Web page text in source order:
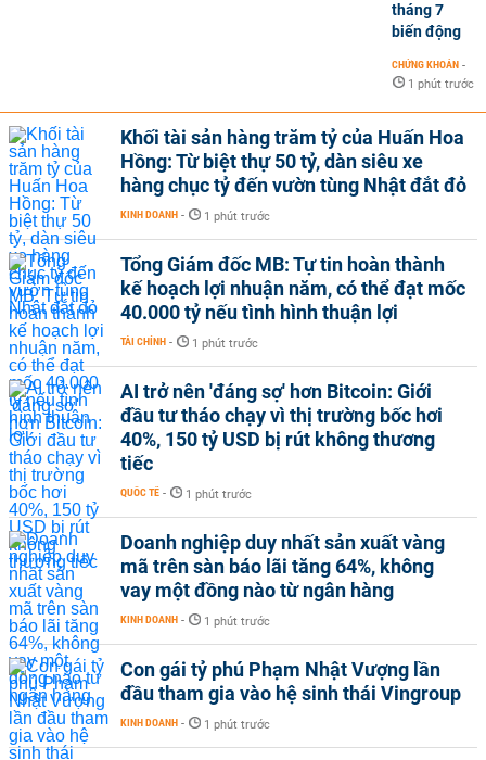
tháng 7
biến động
CHỨNG KHOÁN -
1 phút trước
Khối tài sản hàng trăm tỷ của Huấn Hoa
Hồng: Từ biệt thự 50 tỷ, dàn siêu xe
hàng chục tỷ đến vườn tùng Nhật đắt đỏ
KINH DOANH - 1 phút trước
Tổng Giám đốc MB: Tự tin hoàn thành
kế hoạch lợi nhuận năm, có thể đạt mốc
40.000 tỷ nếu tình hình thuận lợi
TÀI CHÍNH - 1 phút trước
AI trở nên 'đáng sợ' hơn Bitcoin: Giới
đầu tư tháo chạy vì thị trường bốc hơi
40%, 150 tỷ USD bị rút không thương
tiếc
QUỐC TẾ - 1 phút trước
Doanh nghiệp duy nhất sản xuất vàng
mã trên sàn báo lãi tăng 64%, không
vay một đồng nào từ ngân hàng
KINH DOANH - 1 phút trước
Con gái tỷ phú Phạm Nhật Vượng lần
đầu tham gia vào hệ sinh thái Vingroup
KINH DOANH - 1 phút trước